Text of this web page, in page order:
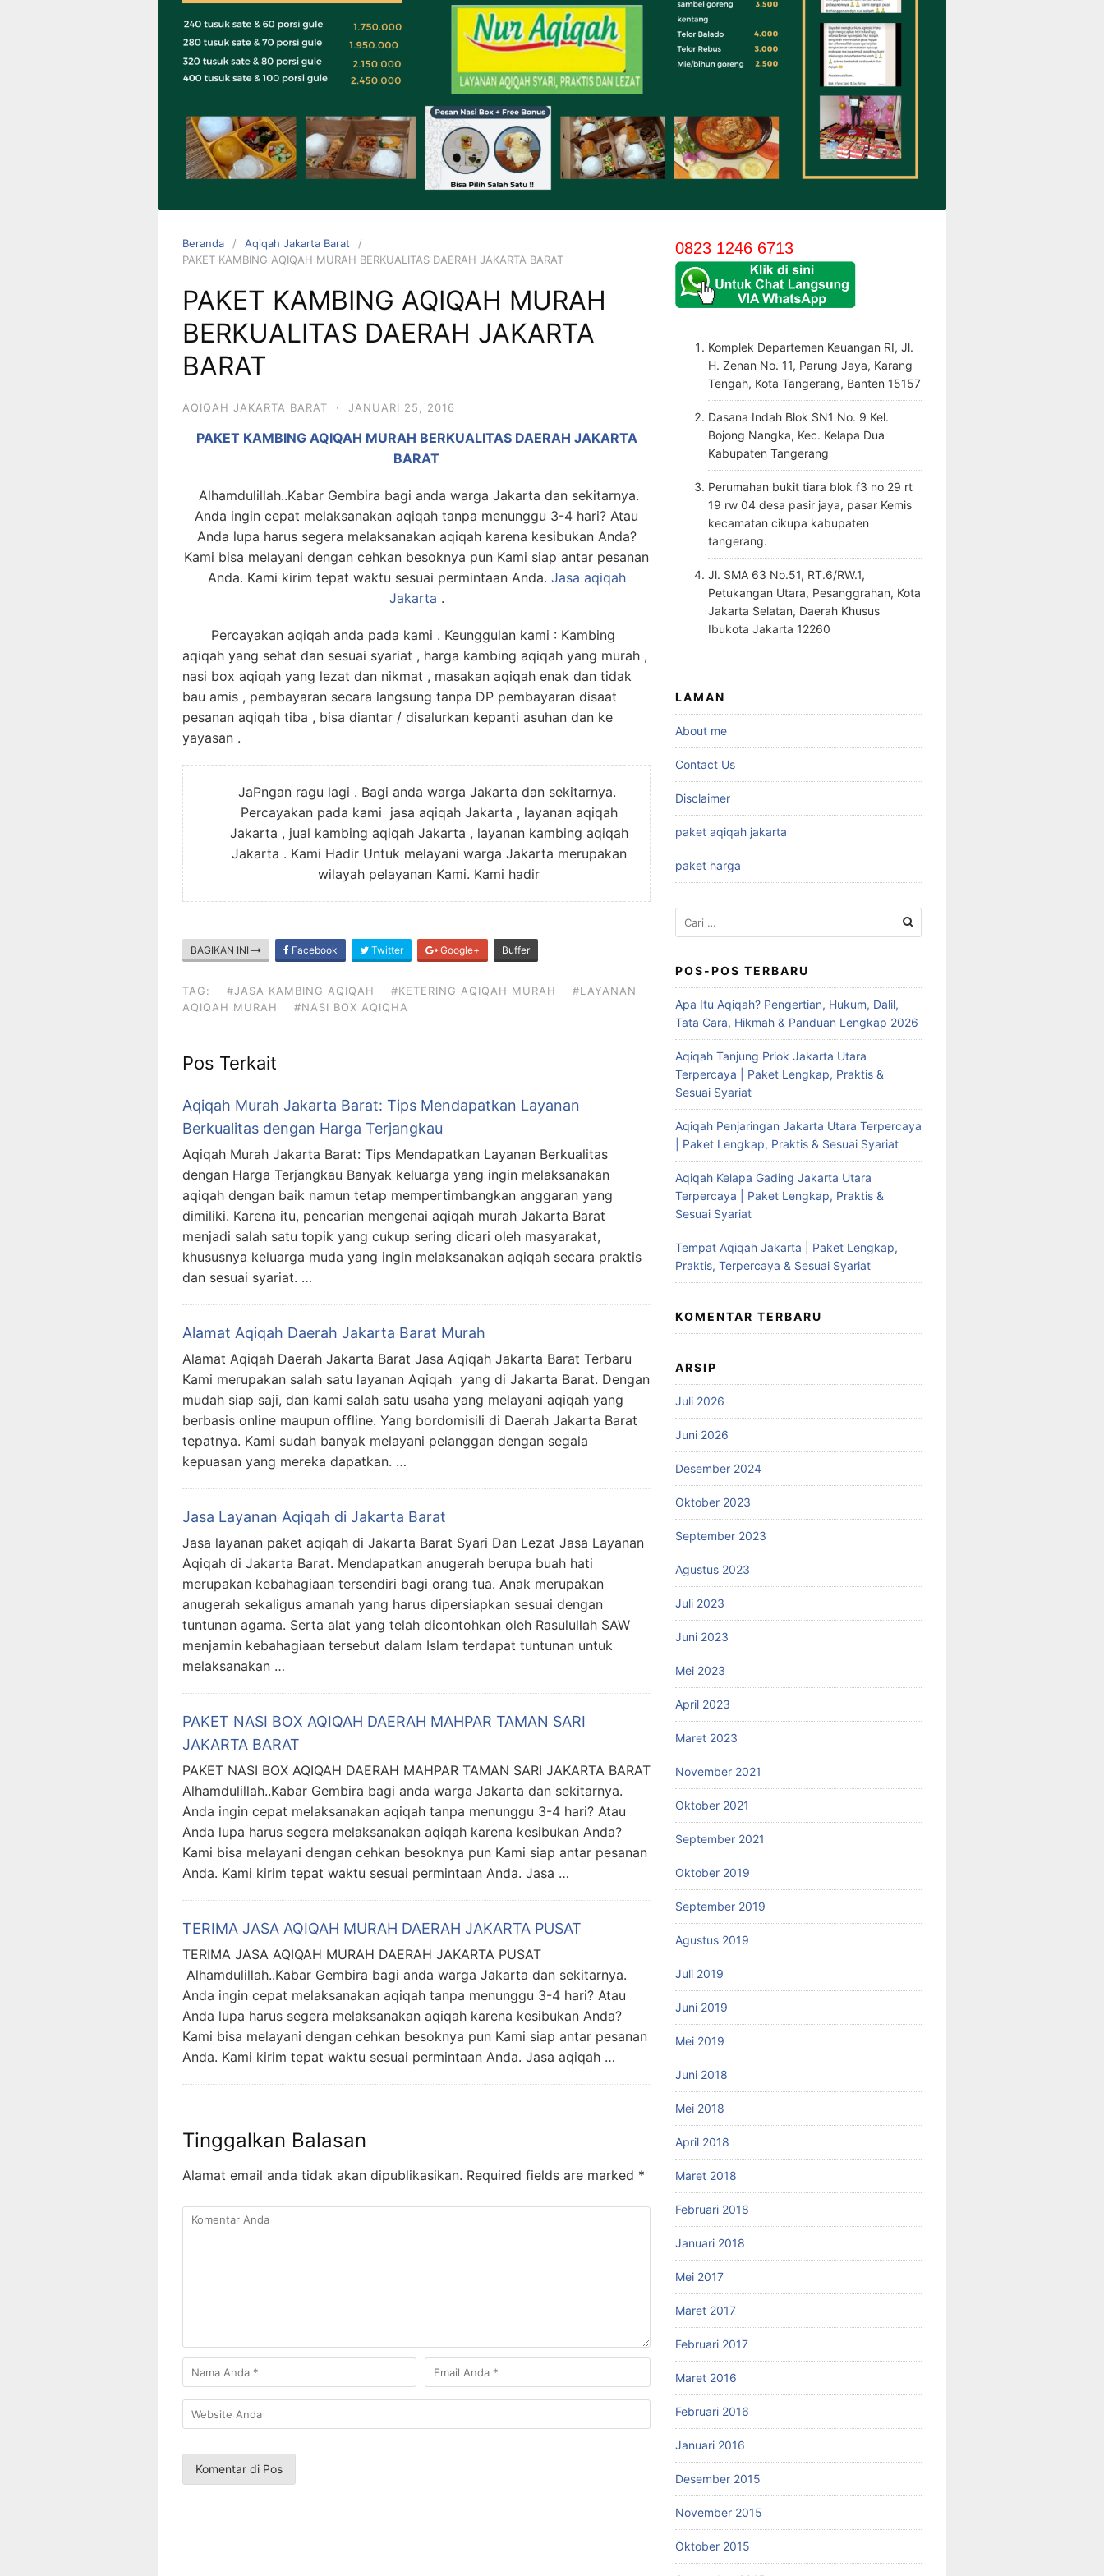
0823 1246
6713
Beranda
Aqiqah Jakarta Barat
PAKET KAMBING AQIQAH MURAH BERKUALITAS DAERAH JAKARTA BARAT
PAKET KAMBING AQIQAH MURAH
BERKUALITAS DAERAH JAKARTA
BARAT
AQIQAH JAKARTA BARAT · JANUARI 25, 2016
PAKET KAMBING AQIQAH MURAH BERKUALITAS DAERAH JAKARTA
BARAT
Alhamdulillah..Kabar Gembira bagi anda warga Jakarta dan sekitarnya.
Anda ingin cepat melaksanakan aqiqah tanpa menunggu 3-4 hari? Atau
Anda lupa harus segera melaksanakan aqiqah karena kesibukan Anda?
Kami bisa melayani dengan cehkan besoknya pun Kami siap antar pesanan
Anda. Kami kirim tepat waktu sesuai permintaan Anda. Jasa aqiqah
Jakarta .
Percayakan aqiqah anda pada kami . Keunggulan kami : Kambing
aqiqah yang sehat dan sesuai syariat , harga kambing aqiqah yang murah ,
nasi box aqiqah yang lezat dan nikmat , masakan aqiqah enak dan tidak
bau amis , pembayaran secara langsung tanpa DP pembayaran disaat
pesanan aqiqah tiba , bisa diantar / disalurkan kepanti asuhan dan ke
yayasan .
JaPngan ragu lagi . Bagi anda warga Jakarta dan sekitarnya.
Percayakan pada kami jasa aqiqah Jakarta , layanan aqiqah
Jakarta , jual kambing aqiqah Jakarta , layanan kambing aqiqah
Jakarta . Kami Hadir Untuk melayani warga Jakarta merupakan
wilayah pelayanan Kami. Kami hadir
BAGIKAN INI Facebook Twitter Google+ Buffer
TAG: #JASA KAMBING AQIQAH #KETERING AQIQAH MURAH
#LAYANAN
AQIQAH MURAH
#NASI BOX AQIQHA
Pos Terkait
Aqiqah Murah Jakarta Barat: Tips Mendapatkan Layanan
Berkualitas dengan Harga Terjangkau
Aqiqah Murah Jakarta Barat: Tips Mendapatkan Layanan Berkualitas
dengan Harga Terjangkau Banyak keluarga yang ingin melaksanakan
aqiqah dengan baik namun tetap mempertimbangkan anggaran yang
dimiliki. Karena itu, pencarian mengenai aqiqah murah Jakarta Barat
menjadi salah satu topik yang cukup sering dicari oleh masyarakat,
khususnya keluarga muda yang ingin melaksanakan aqiqah secara praktis
dan sesuai syariat. …
Alamat Aqiqah Daerah Jakarta Barat Murah
Alamat Aqiqah Daerah Jakarta Barat Jasa Aqiqah Jakarta Barat Terbaru
Kami merupakan salah satu layanan Aqiqah yang di Jakarta Barat. Dengan
mudah siap saji, dan kami salah satu usaha yang melayani aqiqah yang
berbasis online maupun offline. Yang bordomisili di Daerah Jakarta Barat
tepatnya. Kami sudah banyak melayani pelanggan dengan segala
kepuasan yang mereka dapatkan. …
Jasa Layanan Aqiqah di Jakarta Barat
Jasa layanan paket aqiqah di Jakarta Barat Syari Dan Lezat Jasa Layanan
Aqiqah di Jakarta Barat. Mendapatkan anugerah berupa buah hati
merupakan kebahagiaan tersendiri bagi orang tua. Anak merupakan
anugerah sekaligus amanah yang harus dipersiapkan sesuai dengan
tuntunan agama. Serta alat yang telah dicontohkan oleh Rasulullah SAW
menjamin kebahagiaan tersebut dalam Islam terdapat tuntunan untuk
melaksanakan …
PAKET NASI BOX AQIQAH DAERAH MAHPAR TAMAN SARI
JAKARTA BARAT
PAKET NASI BOX AQIQAH DAERAH MAHPAR TAMAN SARI JAKARTA BARAT
Alhamdulillah..Kabar Gembira bagi anda warga Jakarta dan sekitarnya.
Anda ingin cepat melaksanakan aqiqah tanpa menunggu 3-4 hari? Atau
Anda lupa harus segera melaksanakan aqiqah karena kesibukan Anda?
Kami bisa melayani dengan cehkan besoknya pun Kami siap antar pesanan
Anda. Kami kirim tepat waktu sesuai permintaan Anda. Jasa …
TERIMA JASA AQIQAH MURAH DAERAH JAKARTA PUSAT
TERIMA JASA AQIQAH MURAH DAERAH JAKARTA PUSAT
Alhamdulillah..Kabar Gembira bagi anda warga Jakarta dan sekitarnya.
Anda ingin cepat melaksanakan aqiqah tanpa menunggu 3-4 hari? Atau
Anda lupa harus segera melaksanakan aqiqah karena kesibukan Anda?
Kami bisa melayani dengan cehkan besoknya pun Kami siap antar pesanan
Anda. Kami kirim tepat waktu sesuai permintaan Anda. Jasa aqiqah …
Tinggalkan Balasan
Alamat email anda tidak akan dipublikasikan. Required fields are marked *
0823 1246 6713
Komplek Departemen Keuangan RI, Jl.
H. Zenan No. 11, Parung Jaya, Karang
Tengah, Kota Tangerang, Banten 15157
Dasana Indah Blok SN1 No. 9 Kel.
Bojong Nangka, Kec. Kelapa Dua
Kabupaten Tangerang
Perumahan bukit tiara blok f3 no 29 rt
19 rw 04 desa pasir jaya, pasar Kemis
kecamatan cikupa kabupaten
tangerang.
Jl. SMA 63 No.51, RT.6/RW.1,
Petukangan Utara, Pesanggrahan, Kota
Jakarta Selatan, Daerah Khusus
Ibukota Jakarta 12260
LAMAN
About me
Contact Us
Disclaimer
paket aqiqah jakarta
paket harga
Cari
untuk:
POS-POS TERBARU
Apa Itu Aqiqah? Pengertian, Hukum, Dalil,
Tata Cara, Hikmah & Panduan Lengkap 2026
Aqiqah Tanjung Priok Jakarta Utara
Terpercaya | Paket Lengkap, Praktis &
Sesuai Syariat
Aqiqah Penjaringan Jakarta Utara Terpercaya
| Paket Lengkap, Praktis & Sesuai Syariat
Aqiqah Kelapa Gading Jakarta Utara
Terpercaya | Paket Lengkap, Praktis &
Sesuai Syariat
Tempat Aqiqah Jakarta | Paket Lengkap,
Praktis, Terpercaya & Sesuai Syariat
KOMENTAR TERBARU
ARSIP
Juli 2026
Juni 2026
Desember 2024
Oktober 2023
September 2023
Agustus 2023
Juli 2023
Juni 2023
Mei 2023
April 2023
Maret 2023
November 2021
Oktober 2021
September 2021
Oktober 2019
September 2019
Agustus 2019
Juli 2019
Juni 2019
Mei 2019
Juni 2018
Mei 2018
April 2018
Maret 2018
Februari 2018
Januari 2018
Mei 2017
Maret 2017
Februari 2017
Maret 2016
Februari 2016
Januari 2016
Desember 2015
November 2015
Oktober 2015